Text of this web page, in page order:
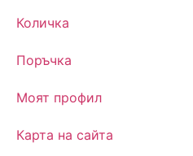
Количка
Поръчка
Моят профил
Карта на сайта